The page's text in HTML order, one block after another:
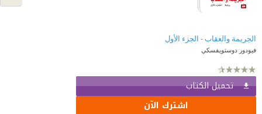
الجريمة والعقاب - الجزء الأول
فيودور دوستويفسكي
تحميل الكتاب
اشترك الآن